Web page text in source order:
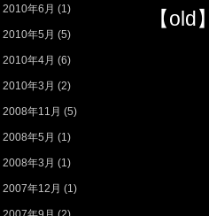
【old
2010年6月 (1)
2010年5月 (5)
2010年4月 (6)
2010年3月 (2)
2008年11月 (5)
2008年5月 (1)
2008年3月 (1)
2007年12月 (1)